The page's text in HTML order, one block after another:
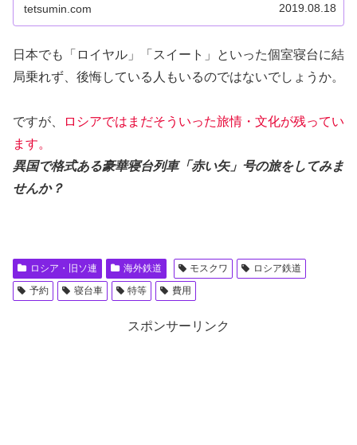
tetsumin.com 2019.08.18
日本でも「ロイヤル」「スイート」といった個室寝台に結
局乗れず、後悔している人もいるのではないでしょうか。
ですが、
ロシアではまだそういった旅情・文化が残ってい
ます。
異国で格式ある豪華寝台列車「赤い矢」号の旅をしてみま
せんか？
ロシア・旧ソ連 海外鉄道 モスクワ
ロシア鉄道
予約
寝台車 特等 費用
スポンサーリンク